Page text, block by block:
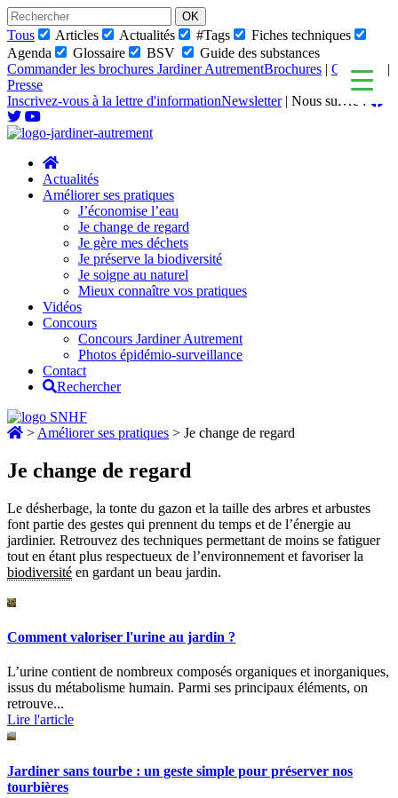
Skip
to
content
Tous Articles Actualités #Tags
Fiches techniques
Agenda
Glossaire BSV
Guide des substances
Commander les brochures Jardiner AutrementBrochures | Glossaire
|
Presse
Inscrivez-vous à la lettre d'informationNewsletter| Nous suivre :
Actualités
Améliorer ses pratiques
J’économise l’eau
Je change de regard
Je gère mes déchets
Je préserve la biodiversité
Je soigne au naturel
Mieux connaître vos pratiques
Vidéos
Concours
Concours Jardiner Autrement
Photos épidémio-surveillance
Contact
Rechercher
> Améliorer ses pratiques > Je change de regard
Je change de regard
Le désherbage, la tonte du gazon et la taille des arbres et arbustes
font partie des gestes qui prennent du temps et de l’énergie au
jardinier. Retrouvez des techniques permettant de moins se fatiguer
tout en étant plus respectueux de l’environnement et favoriser la
biodiversité en gardant un beau jardin.
Comment valoriser l'urine au jardin ?
L’urine contient de nombreux composés organiques et inorganiques,
issus du métabolisme humain. Parmi ses principaux éléments, on
retrouve...
Lire l'article
Jardiner sans tourbe : un geste simple pour préserver nos
tourbières